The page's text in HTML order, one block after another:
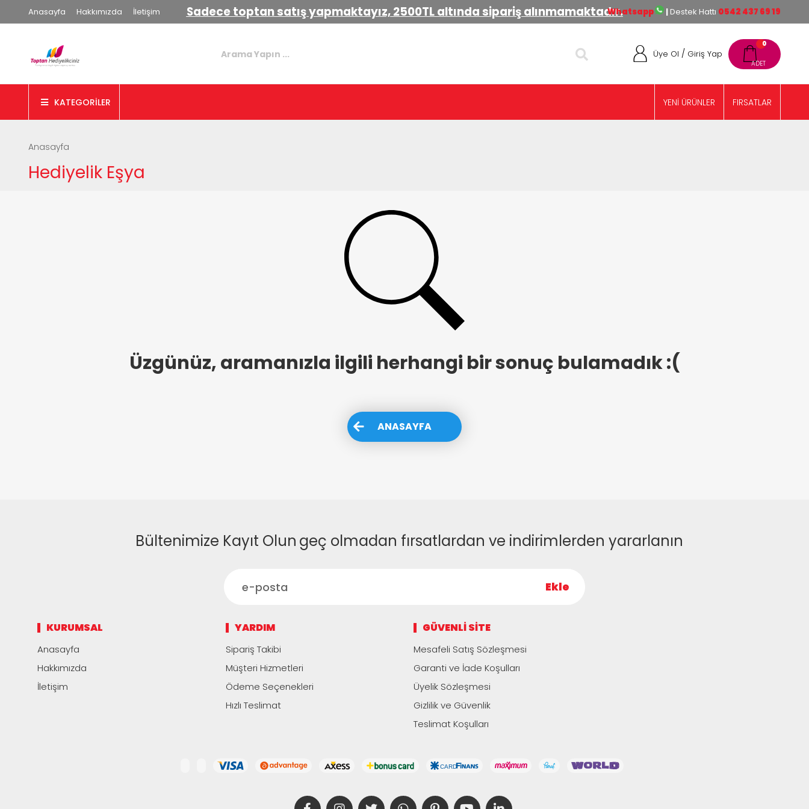
Anasayfa Hakkımızda İletişim Sadece toptan satış yapmaktayız, 2500TL altında sipariş alınmamaktadır.Whatsapp |Destek Hattı 0542 437 69 19
0
Üye Ol / Giriş Yap
KATEGORİLER FIRSATLAR
YENİ ÜRÜNLER
Anasayfa
Hediyelik Eşya
Üzgünüz, aramanızla ilgili herhangi bir sonuç bulamadık :(
ANASAYFA
Bültenimize Kayıt Olun geç olmadan fırsatlardan ve indirimlerden yararlanın
Ekle
KURUMSAL
Anasayfa
Hakkımızda
İletişim
YARDIM
Sipariş Takibi
Müşteri Hizmetleri
Ödeme Seçenekleri
Hızlı Teslimat
GÜVENLI SITE
Mesafeli Satış Sözleşmesi
Garanti ve İade Koşulları
Üyelik Sözleşmesi
Gizlilik ve Güvenlik
Teslimat Koşulları